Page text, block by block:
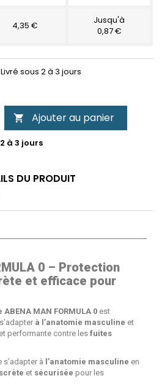
4,35 €
Jusqu'à
0,87 €
Livré sous 2 à 3 jours
 Ajouter au panier
à 3 jours
DU PRODUIT
0 – Protection
et efficace pour
MAN FORMULA 0 est
à l’anatomie masculine et
performante contre les fuites
s’adapter à l’anatomie masculine en
et sécurisée pour les